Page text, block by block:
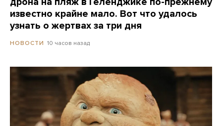
известно крайне мало. Вот что удалось
узнать о жертвах за три дня
НОВОСТИ 10 часов назад